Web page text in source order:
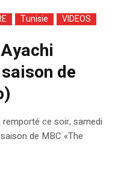
Tunisie VIDEOS
de
ce soir, samedi
de MBC «The